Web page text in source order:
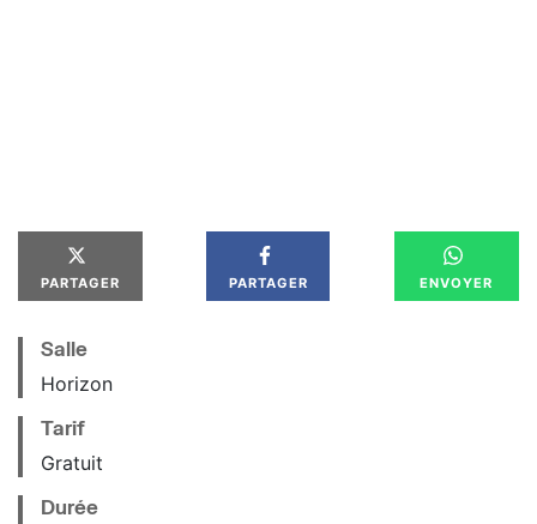
PARTAGER PARTAGER ENVOYER
Salle
Horizon
Tarif
Gratuit
Durée